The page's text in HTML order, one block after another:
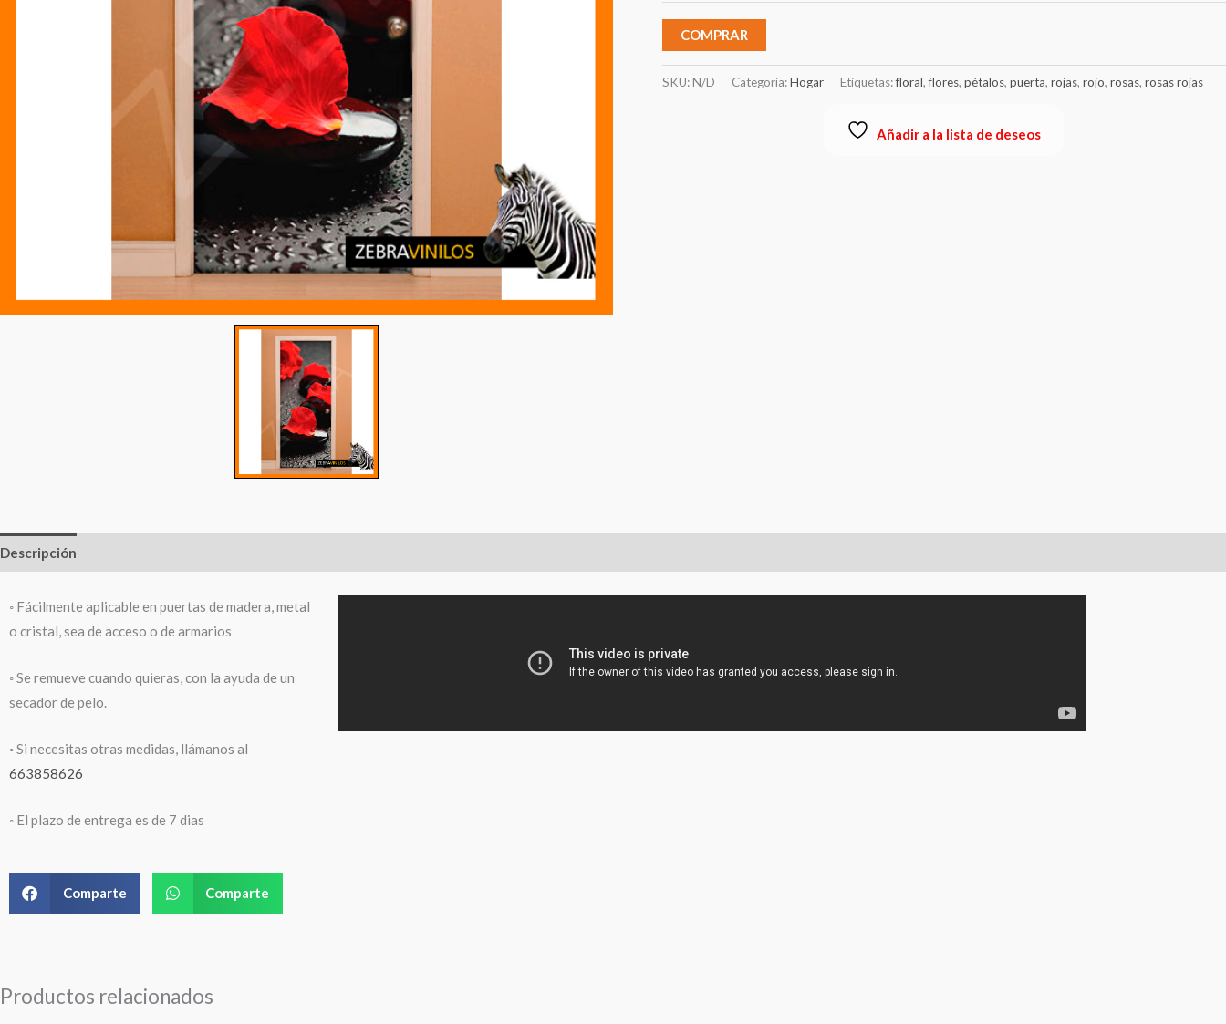
COMPRAR
SKU:N/D Categoría:Hogar Etiquetas:floral,flores, pétalos, puerta, rojas, rojo, rosas, rosas rojas
Añadir a la lista de deseos
Descripción
◦ Fácilmente aplicable en puertas de madera, metal
o cristal, sea de acceso o de armarios
◦ Se remueve cuando quieras, con la ayuda de un
secador de pelo.
◦ Si necesitas otras medidas, llámanos al
663858626
◦ El plazo de entrega es de 7 dias
Comparte Comparte
Productos relacionados